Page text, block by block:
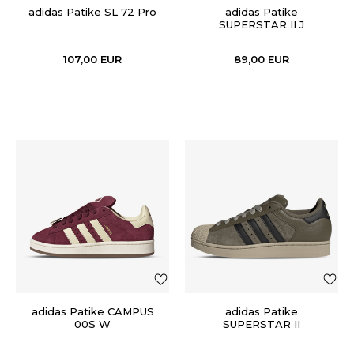
adidas Patike SL 72 Pro
107,00 EUR
adidas Patike
SUPERSTAR II J
89,00 EUR
adidas Patike CAMPUS
00S W
adidas Patike
SUPERSTAR II